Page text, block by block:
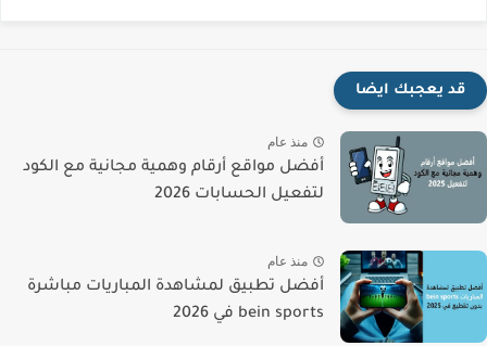
قد يعجبك ايضا
منذ عام
أفضل مواقع أرقام وهمية مجانية مع الكود
لتفعيل الحسابات 2026
منذ عام
أفضل تطبيق لمشاهدة المباريات مباشرة
bein sports في 2026